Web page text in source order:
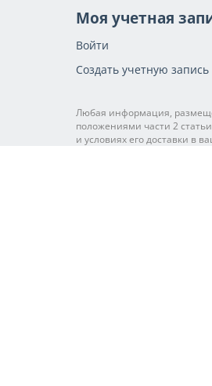
Моя учетная
Войти
Создать учетную запись
Любая информация,
положениями части 2
и условиях его доставки в